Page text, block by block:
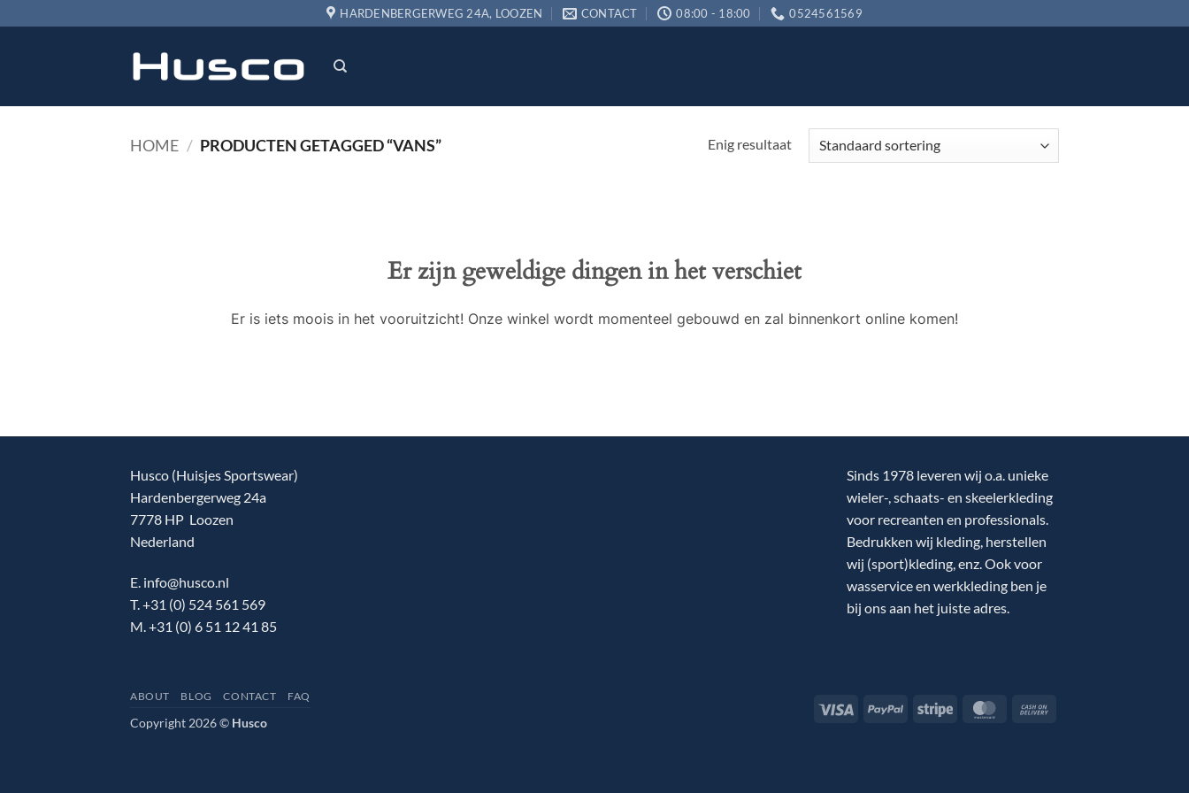
naar
HARDENBERGERWEG 24A, LOOZEN CONTACT 08:00 - 18:00 0524561569
HOME / PRODUCTEN GETAGGED “VANS” Enig resultaat
Er zijn geweldige dingen in het verschiet
Er is iets moois in het vooruitzicht! Onze winkel wordt momenteel gebouwd en zal binnenkort online komen!
Husco (Huisjes Sportswear)
Hardenbergerweg 24a
7778 HP Loozen
Nederland
E. info@husco.nl
T. +31 (0) 524 561 569
M. +31 (0) 6 51 12 41 85
Sinds 1978 leveren wij o.a. unieke
wieler-, schaats- en skeelerkleding
voor recreanten en professionals.
Bedrukken wij kleding, herstellen
wij (sport)kleding, enz. Ook voor
wasservice en werkkleding ben je
bij ons aan het juiste adres.
Visa PayPal Stripe MasterCard
ABOUT BLOG CONTACT FAQ
Copyright 2026 © Husco